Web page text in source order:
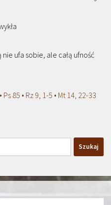
ufa sobie, ale całą ufność
85 • Rz 9, 1-5 • Mt 14, 22-33